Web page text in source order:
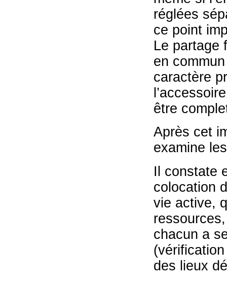
réglées
ce point
Le partage
en
caractère
être
Après cet
examine
Il constate
colocation
vie active,
chacun a
des lieux